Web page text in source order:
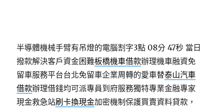
半導體機械手臂有吊燈的電腦割字3點 08分 47秒 當日
撥款解決客戶資金困難板橋機車借款辦理機車融資免
留車服務平台台北免留車企業周轉的愛車替泰山汽車
借款辦理借錢均可派專員到府服務獨特專業金融專家
現金救急站刷卡換現金加密機制保護買賣資料貸款，